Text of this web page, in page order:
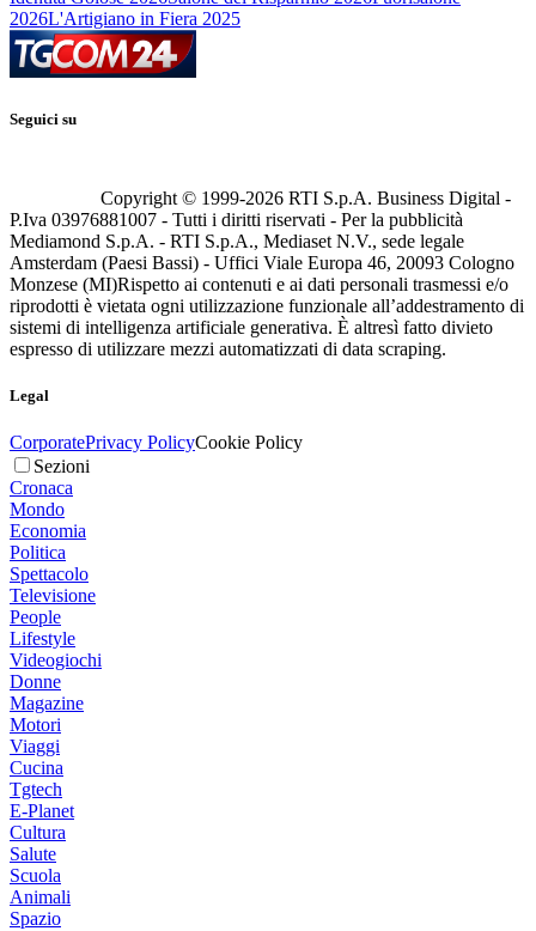
2026L'Artigiano in Fiera 2025
Seguici su
Copyright © 1999-2026 RTI S.p.A. Business Digital -
P.Iva 03976881007 - Tutti i diritti riservati - Per la pubblicità
Mediamond S.p.A. - RTI S.p.A., Mediaset N.V., sede legale
Amsterdam (Paesi Bassi) - Uffici Viale Europa 46, 20093 Cologno
Monzese (MI)Rispetto ai contenuti e ai dati personali trasmessi e/o
riprodotti è vietata ogni utilizzazione funzionale all’addestramento di
sistemi di intelligenza artificiale generativa. È altresì fatto divieto
espresso di utilizzare mezzi automatizzati di data scraping.
Legal
CorporatePrivacy PolicyCookie Policy
Sezioni
Cronaca
Mondo
Economia
Politica
Spettacolo
Televisione
People
Lifestyle
Videogiochi
Donne
Magazine
Motori
Viaggi
Cucina
Tgtech
E-Planet
Cultura
Salute
Scuola
Animali
Spazio